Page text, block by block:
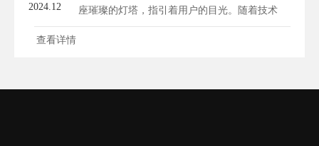
2024.12
座璀璨的灯塔，指引着用户的目光。随着技术
的...
查看详情